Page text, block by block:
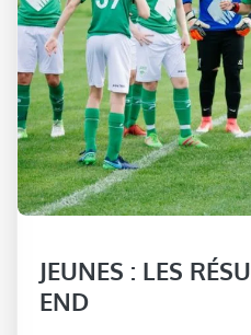
JEUNES : LES
END